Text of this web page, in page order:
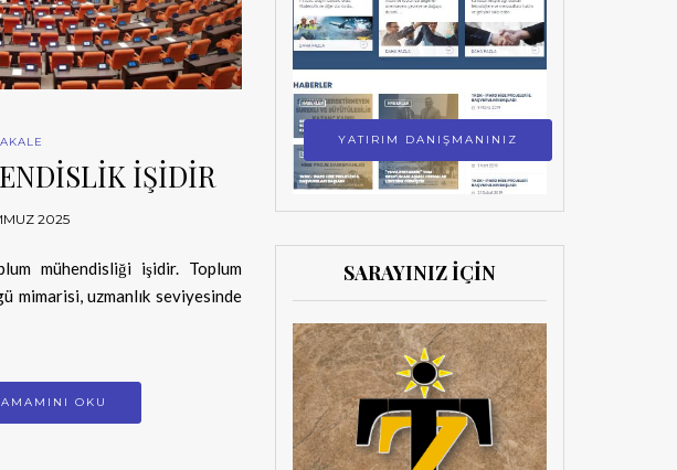
İŞİDİR
2025
mühendisliği işidir. Toplum
mimarisi, uzmanlık seviyesinde
OKU
YATIRIM DANIŞMANINIZ
SARAYINIZ İÇİN